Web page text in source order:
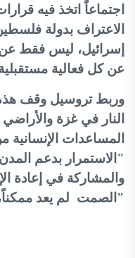
اجتماعاً اتخذ فيه
الاعتراف بدولة
إسرائيل، ليس فقط
عن كل فعالية
وربط تروسيل وقف
النار في غزة
المساعدات الإنسانية
"الاستمرار بدعم
والمشاركة في إعادة
"الصمت لم يعد